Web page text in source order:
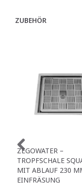
ZUBEHÖR
ZEGOWATER –
TROPFSCHALE
MIT ABLAUF 230
EINFRÄSUNG